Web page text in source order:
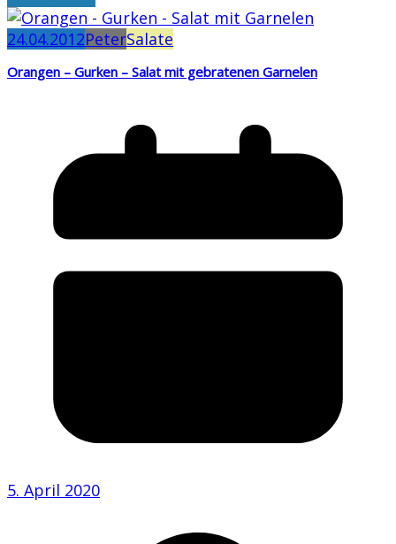
24.04.2012PeterSalate
Orangen – Gurken – Salat mit gebratenen Garnelen
5. April 2020